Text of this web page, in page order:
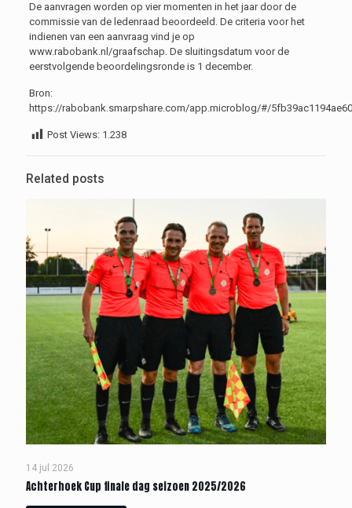
De aanvragen worden op vier momenten in het jaar door de
commissie van de ledenraad beoordeeld. De criteria voor het
indienen van een aanvraag vind je op
www.rabobank.nl/graafschap. De sluitingsdatum voor de
eerstvolgende beoordelingsronde is 1 december.
Bron:
https://rabobank.smarpshare.com/app.microblog/#/
Post Views: 1.238
Related posts
14 jul 2026
Achterhoek Cup finale dag seizoen 2025/2026